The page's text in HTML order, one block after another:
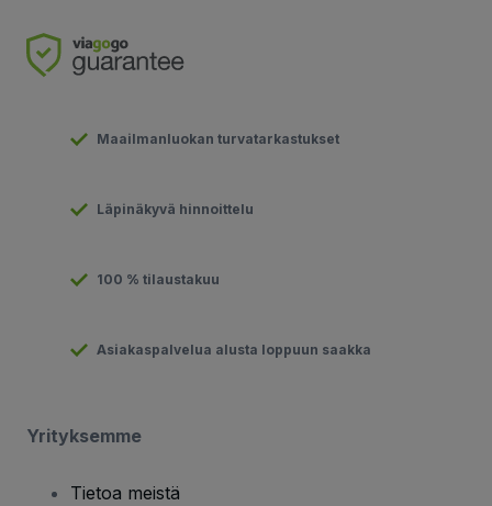
Maailmanluokan turvatarkastukset
Läpinäkyvä hinnoittelu
100 % tilaustakuu
Asiakaspalvelua alusta loppuun saakka
Yrityksemme
Tietoa meistä